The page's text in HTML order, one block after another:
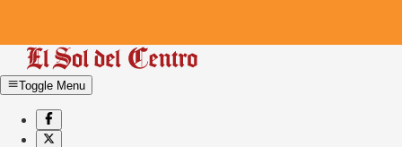
Toggle Menu